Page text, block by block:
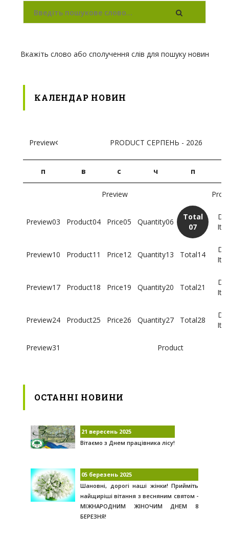
Вкажіть слово або сполучення слів для пошуку новин
КАЛЕНДАР НОВИН
СЕРПЕНЬ - 2026
п в с ч п
03 04 05 06
07
10 11 12 13 14
17 18 19 20 21
24 25 26 27 28
31
ОСТАННІ НОВИНИ
21 вересень 2025
Вітаємо з Днем працівника лісу!
05 березень 2025
Шановні, дорогі наші жінки! Прийміть
найщиріші вітання з весняним святом -
МІЖНАРОДНИМ ЖІНОЧИМ ДНЕМ 8
БЕРЕЗНЯ!